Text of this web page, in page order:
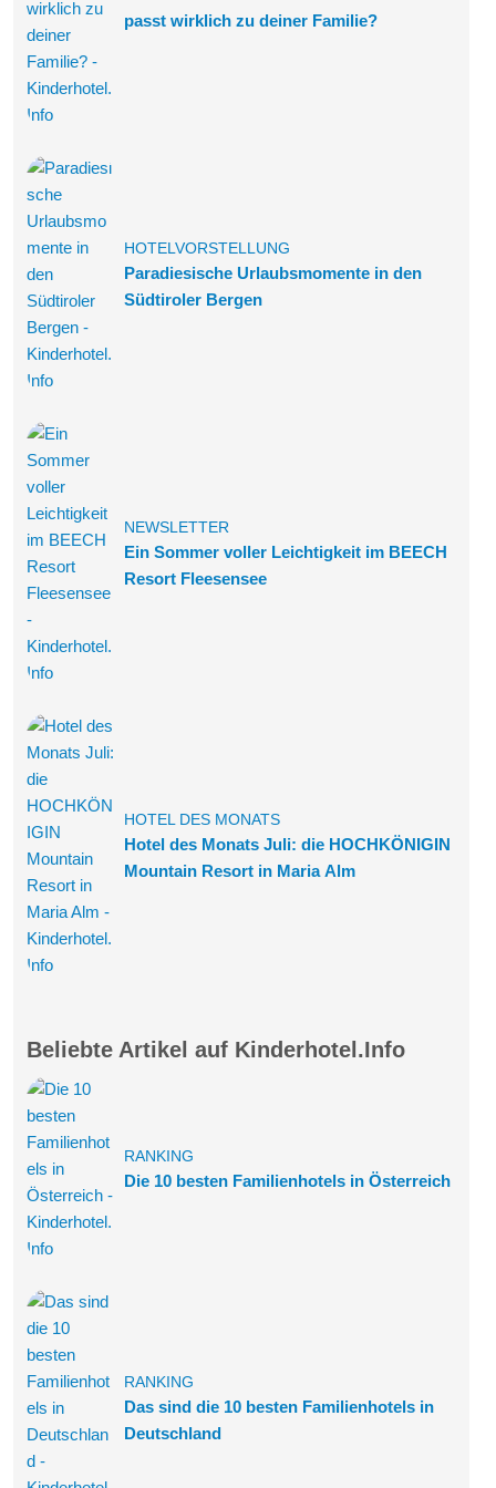
passt wirklich zu deiner Familie?
HOTELVORSTELLUNG
Paradiesische Urlaubsmomente in den
Südtiroler Bergen
NEWSLETTER
Ein Sommer voller Leichtigkeit im BEECH
Resort Fleesensee
HOTEL DES MONATS
Hotel des Monats Juli: die HOCHKÖNIGIN
Mountain Resort in Maria Alm
Beliebte Artikel auf Kinderhotel.Info
RANKING
Die 10 besten Familienhotels in Österreich
RANKING
Das sind die 10 besten Familienhotels in
Deutschland